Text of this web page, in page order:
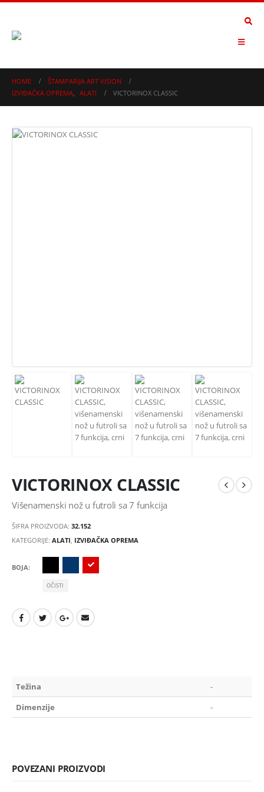
HOME
ŠTAMPARIJA ART VISION
IZVIĐAČKA OPREMA, ALATI VICTORINOX CLASSIC
VICTORINOX CLASSIC
Višenamenski nož u futroli sa 7 funkcija
ŠIFRA PROIZVODA: 32.152
KATEGORIJE: ALATI IZVIĐAČKA OPREMA
BOJA
OČISTI
Težina
-
Dimenzije
-
POVEZANI PROIZVODI